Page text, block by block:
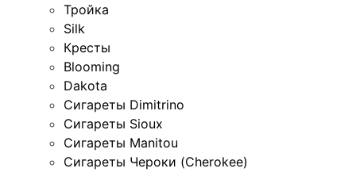
Тройка
Silk
Кресты
Blooming
Dakota
Сигареты Dimitrino
Сигареты Sioux
Сигареты Manitou
Сигареты Чероки (Cherokee)